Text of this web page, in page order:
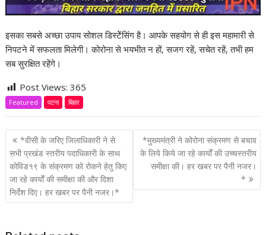
इसका सबसे अच्छा उपाय सोशल डिस्टेेंसिंग है। आपके सहयोग से ही इस महामारी से
निपटने में सफलता मिलेगी। कोरोना से भयभीत न हों, सजग रहें, सचेत रहें, तभी हम
सब सुरक्षित रहेंगे।
Post Views:365
Featured पटना बिहार
P
o
s
t
n
*वीसी के जरिए जिलाधिकारी ने से
सभी प्रखंड स्तरीय पदाधिकारी के साथ
कोविड१९ के संक्रमण को रोकने हेतु किए
जा रहे कार्यों की समीक्षा की और दिशा
निर्देश दिए। हर खबर पर पैनी नजर।*
*मुख्यमंत्री ने कोरोना संक्रमण से बचाव
के लिये किये जा रहे कार्यों की उच्चस्तरीय
समीक्षा की। हर खबर पर पैनी नजर।
*